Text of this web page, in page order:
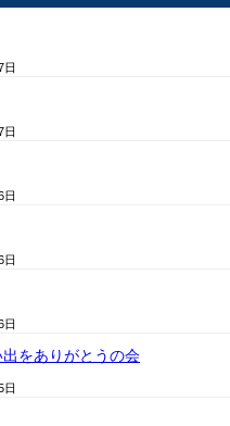
日
日
日
日
日
をありがとうの会
日